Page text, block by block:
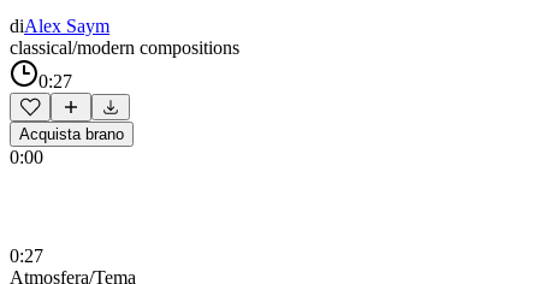
diAlex Saym
classical/modern compositions
0:27
Acquista brano
0:00
0:27
Atmosfera/Tema